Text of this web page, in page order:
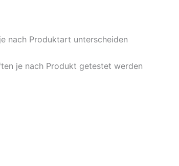
nach Produktart unterscheiden
je nach Produkt getestet werden